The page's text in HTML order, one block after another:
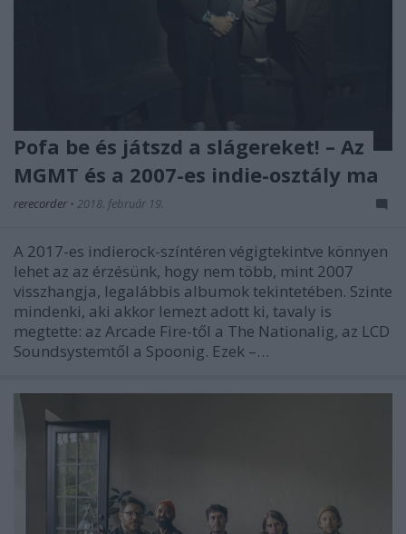
Pofa be és játszd a slágereket! – Az
MGMT és a 2007-es indie-osztály ma
rerecorder • 2018. február 19.
A 2017-es indierock-színtéren végigtekintve könnyen
lehet az az érzésünk, hogy nem több, mint 2007
visszhangja, legalábbis albumok tekintetében. Szinte
mindenki, aki akkor lemezt adott ki, tavaly is
megtette: az Arcade Fire-től a The Nationalig, az LCD
Soundsystemtől a Spoonig. Ezek –…